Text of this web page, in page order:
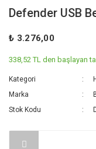
Defender USB
₺ 3.276,00
338,52 TL den başlayan
Kategori
Marka
Stok Kodu